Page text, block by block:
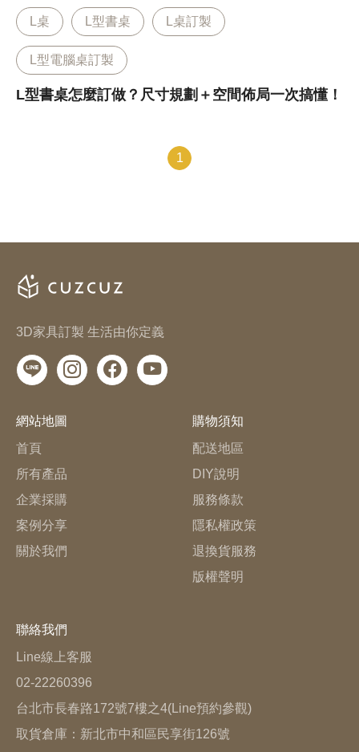
L桌 L型書桌 L桌訂製
L型電腦桌訂製
L型書桌怎麼訂做？尺寸規劃＋空間佈局一次搞懂！
1
3D家具訂製 生活由你定義
網站地圖
首頁
所有產品
企業採購
案例分享
關於我們
購物須知
配送地區
DIY說明
服務條款
隱私權政策
退換貨服務
版權聲明
聯絡我們
Line線上客服
02-22260396
台北市長春路172號7樓之4(Line預約參觀)
取貨倉庫： 新北市中和區民享街126號